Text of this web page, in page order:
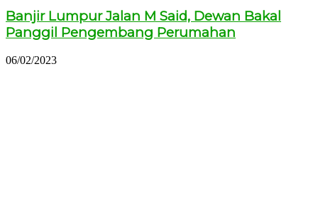
Banjir Lumpur Jalan M Said, Dewan Bakal
Panggil Pengembang Perumahan
06/02/2023